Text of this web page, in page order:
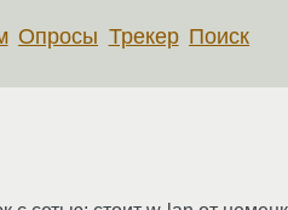
Опросы Трекер Поиск